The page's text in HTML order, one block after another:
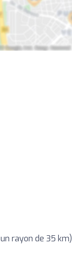
rayon de 35 km)